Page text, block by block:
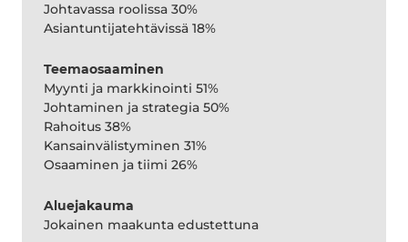
Johtavassa roolissa 30%
Asiantuntijatehtävissä 18%
Teemaosaaminen
Myynti ja markkinointi 51%
Johtaminen ja strategia 50%
Rahoitus 38%
Kansainvälistyminen 31%
Osaaminen ja tiimi 26%
Aluejakauma
Jokainen maakunta edustettuna